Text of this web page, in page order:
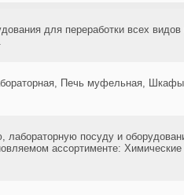
для переработки всех
Печь муфельная,
посуду и
ассортименте: Химические